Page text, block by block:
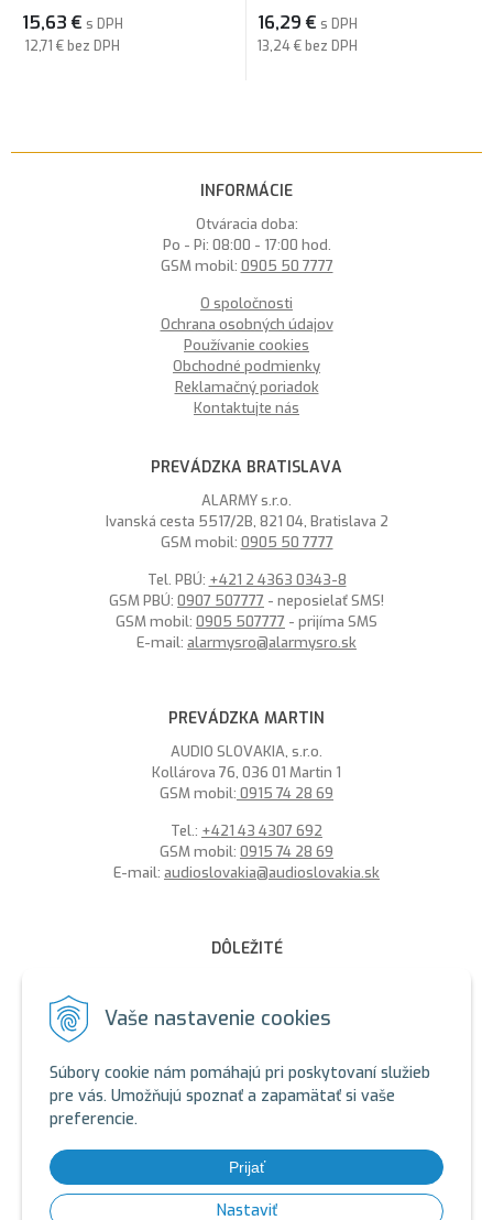
Vaše nastavenie cookies
Súbory cookie nám pomáhajú pri poskytovaní služieb
pre vás. Umožňujú spoznať a zapamätať si vaše
preferencie.
Prijať
Nastaviť
15,63 € s DPH
12,71 € bez DPH
16,29 € s DPH
13,24 € bez DPH
INFORMÁCIE
Otváracia doba:
Po - Pi: 08:00 - 17:00 hod.
GSM mobil: 0905 50 7777
O spoločnosti
Ochrana osobných údajov
Používanie cookies
Obchodné podmienky
Reklamačný poriadok
Kontaktujte nás
PREVÁDZKA BRATISLAVA
ALARMY s.r.o.
Ivanská cesta 5517/2B, 821 04, Bratislava 2
GSM mobil: 0905 50 7777
Tel. PBÚ: +421 2 4363 0343-8
GSM PBÚ: 0907 507777 - neposielať SMS!
GSM mobil: 0905 507777 - prijíma SMS
E-mail: alarmysro@alarmysro.sk
PREVÁDZKA MARTIN
AUDIO SLOVAKIA, s.r.o.
Kollárova 76, 036 01 Martin 1
GSM mobil: 0915 74 28 69
Tel.: +421 43 4307 692
GSM mobil: 0915 74 28 69
E-mail: audioslovakia@audioslovakia.sk
DÔLEŽITÉ
Sme členmi spoločenstva SEWA, zabezpečujeme likvidáciu
sú zahrnuté v cene produktov.
SEWA - AUDIOSLOVAKIA s.r.o.
SEWA: https://www.sewa.sk/